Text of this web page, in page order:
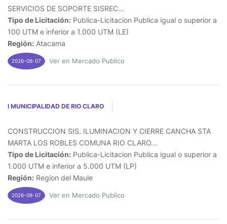
SERVICIOS DE SOPORTE SISREC...
Tipo de Licitación: Publica-Licitacion Publica igual o superior a
100 UTM e inferior a 1.000 UTM (LE)
Región: Atacama
2026-08-07 Ver en Mercado Publico
I MUNICIPALIDAD DE RIO CLARO
CONSTRUCCION SIS. ILUMINACION Y CIERRE CANCHA STA
MARTA LOS ROBLES COMUNA RIO CLARO...
Tipo de Licitación: Publica-Licitacion Publica igual o superior a
1.000 UTM e inferior a 5.000 UTM (LP)
Región: Region del Maule
2026-08-07 Ver en Mercado Publico